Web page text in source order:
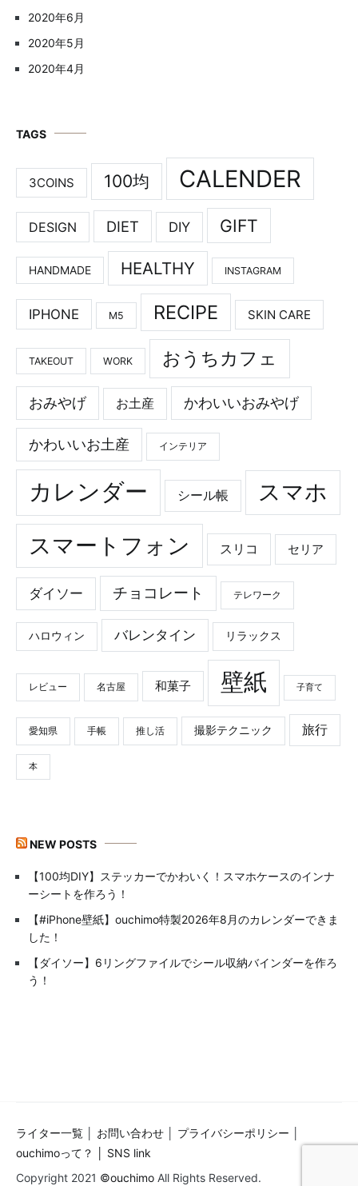
2020年6月
2020年5月
2020年4月
TAGS
3COINS 100均 CALENDER
DESIGN DIET DIY GIFT
HANDMADE HEALTHY INSTAGRAM
IPHONE M5 RECIPE SKIN CARE
TAKEOUT WORK おうちカフェ
おみやげ お土産 かわいいおみやげ
かわいいお土産 インテリア
カレンダー シール帳
スマホ
スマートフォン
スリコ セリア
ダイソー チョコレート テレワーク
ハロウィン バレンタイン リラックス
レビュー 名古屋 和菓子 壁紙 子育て
愛知県 手帳 推し活 撮影テクニック 旅行
本
NEW POSTS
【100均DIY】ステッカーでかわいく！スマホケースのインナ
ーシートを作ろう！
【#iPhone壁紙】ouchimo特製2026年8月のカレンダーできま
した！
【ダイソー】6リングファイルでシール収納バインダーを作ろ
う！
ライター一覧 お問い合わせ プライバシーポリシー
ouchimoって？ │
SNS link
Copyright 2021 ©ouchimo All Rights Reserved.